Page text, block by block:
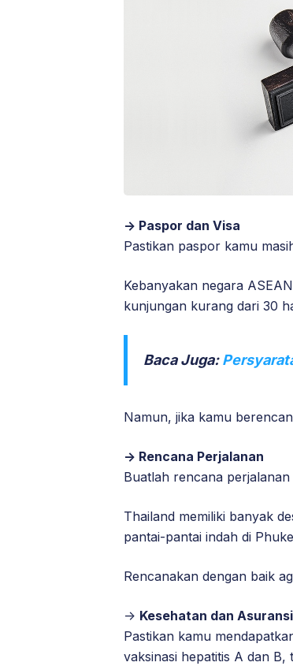
-> Paspor dan Visa
Pastikan paspor kamu
Kebanyakan negara
kunjungan kurang dari 30
Baca Juga:
Namun, jika kamu
-> Rencana Perjalanan
Buatlah rencana
Thailand memiliki banyak
pantai-pantai indah di
Rencanakan dengan baik
-> Kesehatan dan
Pastikan kamu
vaksinasi hepatitis A dan B,